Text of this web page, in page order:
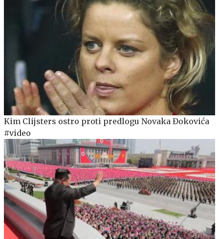
Kim Clijsters ostro proti predlogu Novaka Đokovića
#video